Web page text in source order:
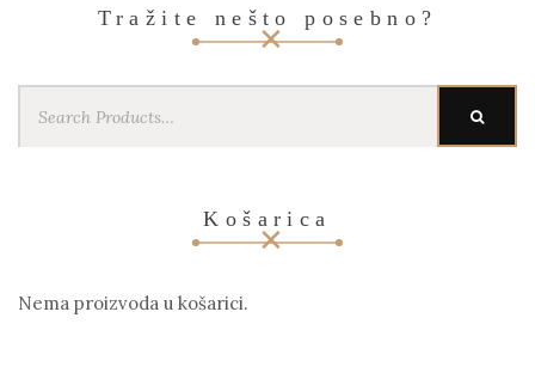
Tražite nešto posebno?
Košarica
Nema proizvoda u košarici.